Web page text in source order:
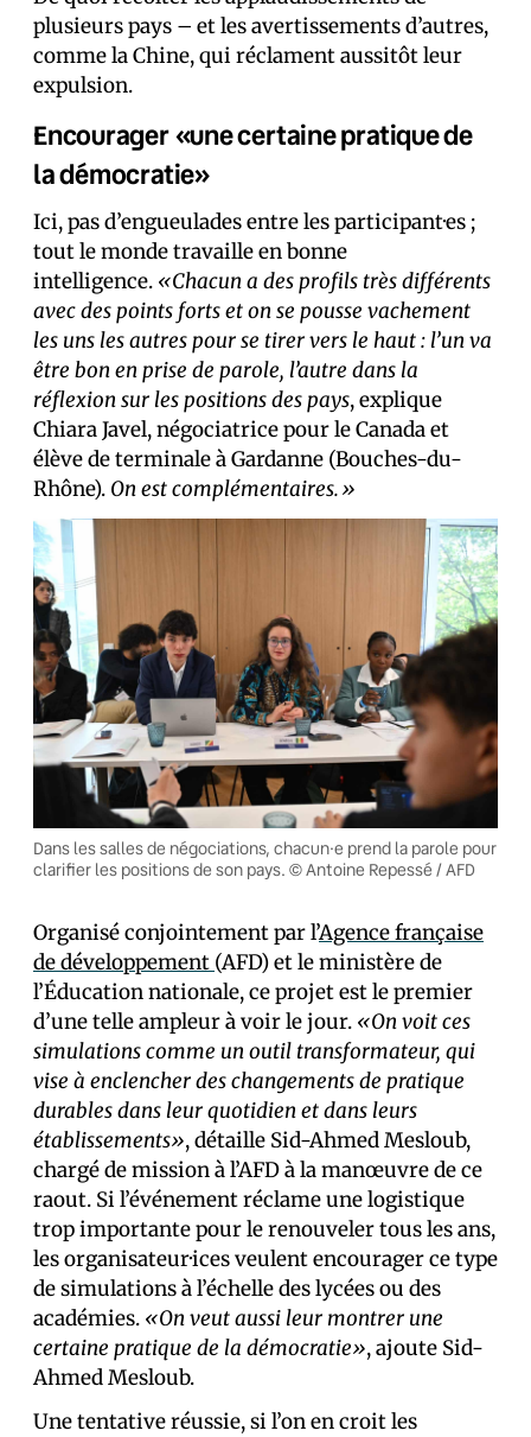
plusieurs pays – et les avertissements d’autres,
comme la Chine, qui réclament aussitôt leur
expulsion.
Encourager «une certaine pratique de
la démocratie»
Ici, pas d’engueulades entre les participant·es ;
tout le monde travaille en bonne
intelligence. «Chacun a des profils très différents
avec des points forts et on se pousse vachement
les uns les autres pour se tirer vers le haut : l’un va
être bon en prise de parole, l’autre dans la
réflexion sur les positions des pays, explique
Chiara Javel, négociatrice pour le Canada et
élève de terminale à Gardanne (Bouches-du-
Rhône). On est complémentaires.»
Dans les salles de négociations, chacun·e prend la parole pour
clarifier les positions de son pays. © Antoine Repessé / AFD
Organisé conjointement par l’Agence française
de développement (AFD) et le ministère de
l’Éducation nationale, ce projet est le premier
d’une telle ampleur à voir le jour. «On voit ces
simulations comme un outil transformateur, qui
vise à enclencher des changements de pratique
durables dans leur quotidien et dans leurs
établissements», détaille Sid-Ahmed Mesloub,
chargé de mission à l’AFD à la manœuvre de ce
raout. Si l’événement réclame une logistique
trop importante pour le renouveler tous les ans,
les organisateur·ices veulent encourager ce type
de simulations à l’échelle des lycées ou des
académies. «On veut aussi leur montrer une
certaine pratique de la démocratie», ajoute Sid-
Ahmed Mesloub.
Une tentative réussie, si l’on en croit les